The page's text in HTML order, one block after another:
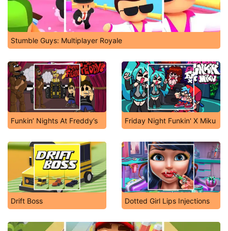
Stumble Guys: Multiplayer Royale
Funkin’ Nights At Freddy’s Friday Night Funkin' X Miku
Drift Boss Dotted Girl Lips Injections